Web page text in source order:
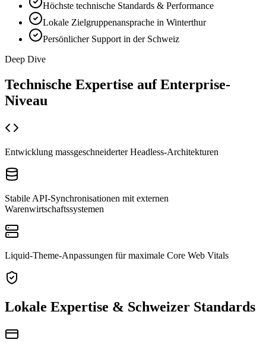
Höchste technische Standards & Performance
Lokale Zielgruppenansprache in Winterthur
Persönlicher Support in der Schweiz
Deep Dive
Technische Expertise auf Enterprise-
Niveau
Entwicklung massgeschneiderter Headless-Architekturen
Stabile API-Synchronisationen mit externen
Warenwirtschaftssystemen
Liquid-Theme-Anpassungen für maximale Core Web Vitals
Lokale Expertise & Schweizer Standards